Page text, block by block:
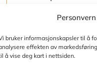
bruker informasjonskapsler til å
effekten av
å vise deg kart i nettsiden.